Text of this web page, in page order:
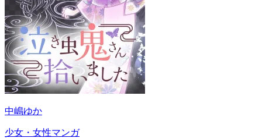
中嶋ゆか
少女・女性マンガ